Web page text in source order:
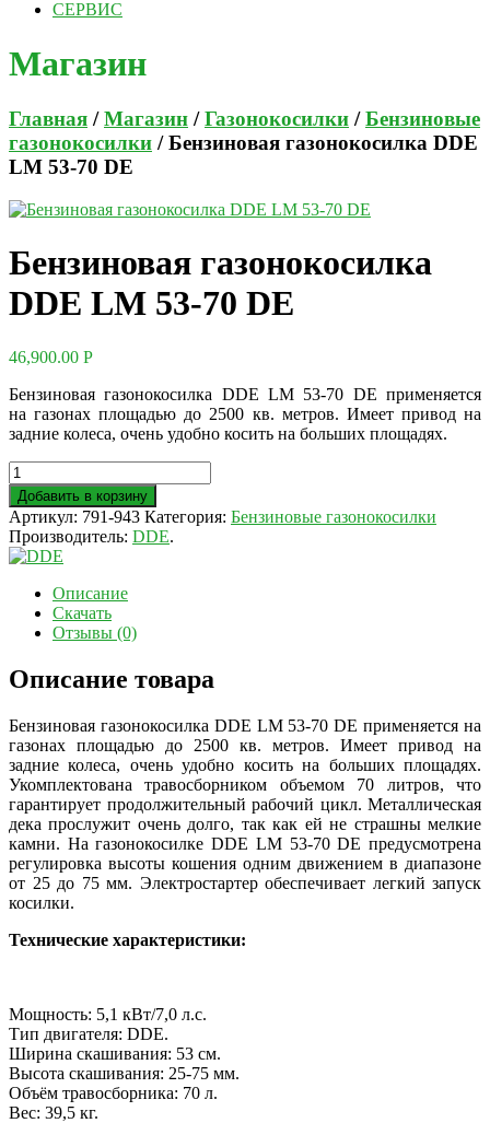
СЕРВИС
Магазин
Главная /Магазин /Газонокосилки /Бензиновые
газонокосилки / Бензиновая газонокосилка DDE
LM 53-70 DE
Бензиновая газонокосилка
DDE LM 53-70 DE
46,900.00 Р
Бензиновая газонокосилка DDE LM 53-70 DE применяется
на газонах площадью до 2500 кв. метров. Имеет привод на
задние колеса, очень удобно косить на больших площадях.
Добавить в корзину
Артикул: 791-943 Категория: Бензиновые газонокосилки
Производитель: DDE.
Описание
Скачать
Отзывы (0)
Описание товара
Бензиновая газонокосилка DDE LM 53-70 DE применяется на
газонах площадью до 2500 кв. метров. Имеет привод на
задние колеса, очень удобно косить на больших площадях.
Укомплектована травосборником объемом 70 литров, что
гарантирует продолжительный рабочий цикл. Металлическая
дека прослужит очень долго, так как ей не страшны мелкие
камни. На газонокосилке DDE LM 53-70 DE предусмотрена
регулировка высоты кошения одним движением в диапазоне
от 25 до 75 мм. Электростартер обеспечивает легкий запуск
косилки.
Технические характеристики:
Мощность: 5,1 кВт/7,0 л.с.
Тип двигателя: DDE.
Ширина скашивания: 53 см.
Высота скашивания: 25-75 мм.
Объём травосборника: 70 л.
Вес: 39,5 кг.